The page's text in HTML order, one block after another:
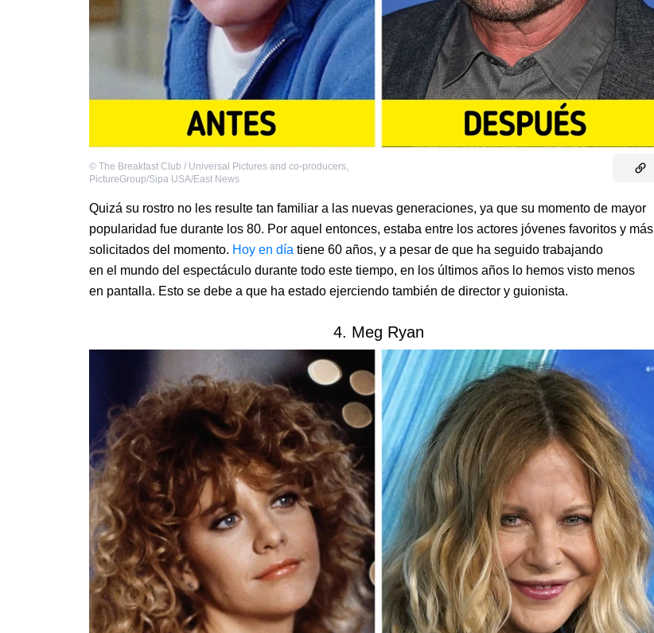
© The Breakfast Club / Universal Pictures and co-producers,
PictureGroup/Sipa USA/East News
Quizá su rostro no les resulte tan familiar a las nuevas generaciones, ya que su momento de mayor
popularidad fue durante los 80. Por aquel entonces, estaba entre los actores jóvenes favoritos y más
solicitados del momento. Hoy en día tiene 60 años, y a pesar de que ha seguido trabajando
en el mundo del espectáculo durante todo este tiempo, en los últimos años lo hemos visto menos
en pantalla. Esto se debe a que ha estado ejerciendo también de director y guionista.
4. Meg Ryan